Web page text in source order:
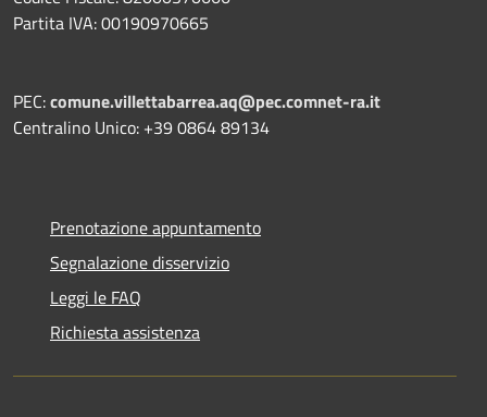
Partita IVA: 00190970665
PEC:comune.villettabarrea.aq@pec.comnet-ra.it
Centralino Unico: +39 0864 89134
Prenotazione appuntamento
Segnalazione disservizio
Leggi le FAQ
Richiesta assistenza